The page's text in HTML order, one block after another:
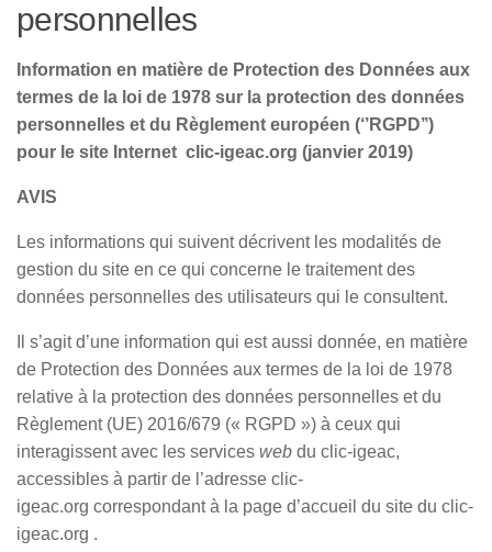
personnelles
Information en matière de Protection des Données aux
termes de la loi de 1978 sur la protection des données
personnelles et du Règlement européen (‘’RGPD’’)
pour le site Internet clic-igeac.org (janvier 2019)
AVIS
Les informations qui suivent décrivent les modalités de
gestion du site en ce qui concerne le traitement des
données personnelles des utilisateurs qui le consultent.
Il s’agit d’une information qui est aussi donnée, en matière
de Protection des Données aux termes de la loi de 1978
relative à la protection des données personnelles et du
Règlement (UE) 2016/679 (« RGPD ») à ceux qui
interagissent avec les services web du clic-igeac,
accessibles à partir de l’adresse clic-
igeac.org correspondant à la page d’accueil du site du clic-
igeac.org .